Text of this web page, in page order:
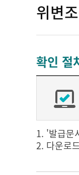
위변
확인 절
1. '발급문
2. 다운로